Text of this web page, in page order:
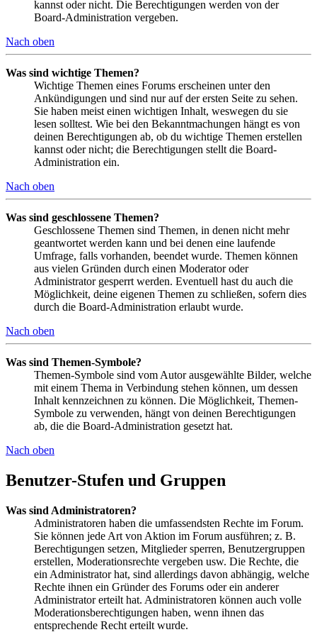
kannst oder nicht. Die Berechtigungen werden von der
Board-Administration vergeben.
Nach oben
Was sind wichtige Themen?
Wichtige Themen eines Forums erscheinen unter den
Ankündigungen und sind nur auf der ersten Seite zu sehen.
Sie haben meist einen wichtigen Inhalt, weswegen du sie
lesen solltest. Wie bei den Bekanntmachungen hängt es von
deinen Berechtigungen ab, ob du wichtige Themen erstellen
kannst oder nicht; die Berechtigungen stellt die Board-
Administration ein.
Nach oben
Was sind geschlossene Themen?
Geschlossene Themen sind Themen, in denen nicht mehr
geantwortet werden kann und bei denen eine laufende
Umfrage, falls vorhanden, beendet wurde. Themen können
aus vielen Gründen durch einen Moderator oder
Administrator gesperrt werden. Eventuell hast du auch die
Möglichkeit, deine eigenen Themen zu schließen, sofern dies
durch die Board-Administration erlaubt wurde.
Nach oben
Was sind Themen-Symbole?
Themen-Symbole sind vom Autor ausgewählte Bilder, welche
mit einem Thema in Verbindung stehen können, um dessen
Inhalt kennzeichnen zu können. Die Möglichkeit, Themen-
Symbole zu verwenden, hängt von deinen Berechtigungen
ab, die die Board-Administration gesetzt hat.
Nach oben
Benutzer-Stufen und Gruppen
Was sind Administratoren?
Administratoren haben die umfassendsten Rechte im Forum.
Sie können jede Art von Aktion im Forum ausführen; z. B.
Berechtigungen setzen, Mitglieder sperren, Benutzergruppen
erstellen, Moderationsrechte vergeben usw. Die Rechte, die
ein Administrator hat, sind allerdings davon abhängig, welche
Rechte ihnen ein Gründer des Forums oder ein anderer
Administrator erteilt hat. Administratoren können auch volle
Moderationsberechtigungen haben, wenn ihnen das
entsprechende Recht erteilt wurde.